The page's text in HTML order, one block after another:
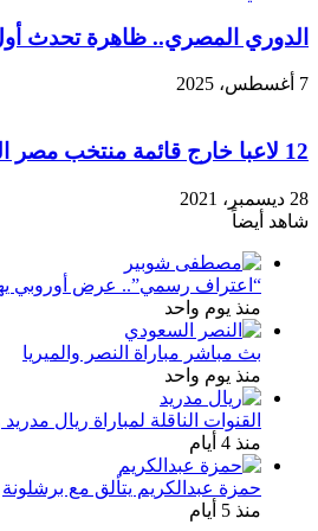
الدوري المصري.. ظاهرة تحدث
7 أغسطس، 2025
12 لاعبا خارج قائمة منتخب مصر النهائية لأمم افريقيا.. تعرف عليهم
28 ديسمبر، 2021
شاهد أيضاً
“اعتراف رسمي”.. عرض أوروبي
منذ يوم واحد
بث مباشر مباراة النصر والميريا
منذ يوم واحد
القنوات الناقلة لمباراة ريال مدريد
منذ 4 أيام
حمزة عبدالكريم يتألق مع برشلونة
منذ 5 أيام